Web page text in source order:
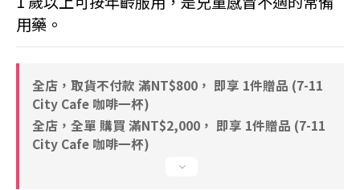
用藥。
全店，取貨不付款 滿NT$800， 即享 1件贈品 (7-11
City Cafe 咖啡一杯)
全店，全單 購買 滿NT$2,000， 即享 1件贈品 (7-11
City Cafe 咖啡一杯)